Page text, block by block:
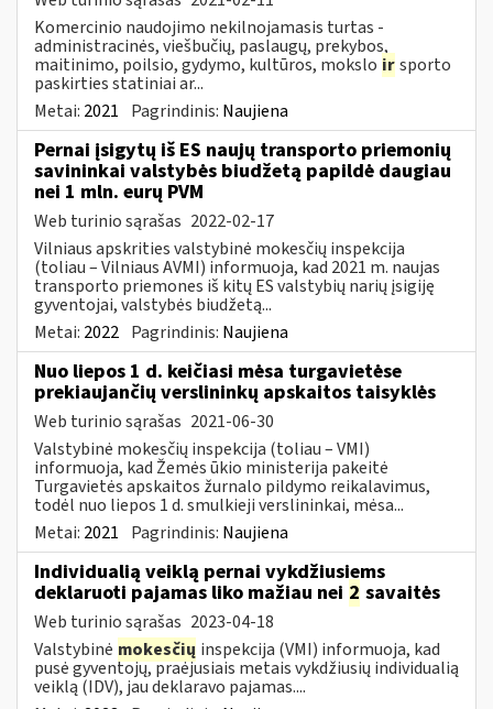
Komercinio naudojimo nekilnojamasis turtas -
administracinės, viešbučių, paslaugų, prekybos,
maitinimo, poilsio, gydymo, kultūros, mokslo irsporto
paskirties statiniai ar...
Metai: 2021 Pagrindinis: Naujiena
Pernai įsigytų iš ES naujų transporto priemonių
savininkai valstybės biudžetą papildė daugiau
nei 1 mln. eurų PVM
Web turinio sąrašas 2022-02-17
Vilniaus apskrities valstybinė mokesčių inspekcija
(toliau – Vilniaus AVMI) informuoja, kad 2021 m. naujas
transporto priemones iš kitų ES valstybių narių įsigiję
gyventojai, valstybės biudžetą...
Metai: 2022 Pagrindinis: Naujiena
Nuo liepos 1 d. keičiasi mėsa turgavietėse
prekiaujančių verslininkų apskaitos taisyklės
Web turinio sąrašas 2021-06-30
Valstybinė mokesčių inspekcija (toliau – VMI)
informuoja, kad Žemės ūkio ministerija pakeitė
Turgavietės apskaitos žurnalo pildymo reikalavimus,
todėl nuo liepos 1 d. smulkieji verslininkai, mėsa...
Metai: 2021 Pagrindinis: Naujiena
Individualią veiklą pernai vykdžiusiems
deklaruoti pajamas liko mažiau nei 2 savaitės
Web turinio sąrašas 2023-04-18
Valstybinė mokesčių inspekcija (VMI) informuoja, kad
pusė gyventojų, praėjusiais metais vykdžiusių individualią
veiklą (IDV), jau deklaravo pajamas....